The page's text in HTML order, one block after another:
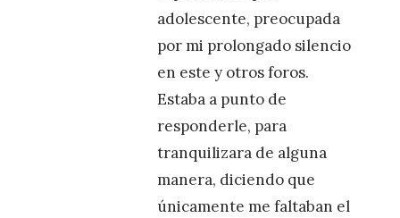
adolescente, preocupada
por mi prolongado silencio
en este y otros foros.
Estaba a punto de
responderle, para
tranquilizara de alguna
manera, diciendo que
únicamente me faltaban el